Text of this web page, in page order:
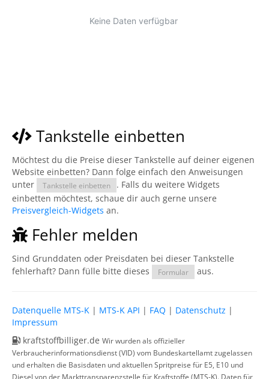
Tankstelle einbetten
Möchtest du die Preise dieser Tankstelle auf deiner eigenen
Website einbetten? Dann folge einfach den Anweisungen
unter
Tankstelle einbetten
. Falls du weitere Widgets
einbetten möchtest, schaue dir auch gerne unsere
Preisvergleich-Widgets an.
Fehler melden
Sind Grunddaten oder Preisdaten bei dieser Tankstelle
fehlerhaft? Dann fülle bitte dieses
Formular aus.
Datenquelle MTS-K | MTS-K API | FAQ | Datenschutz |
Impressum
kraftstoffbilliger.de Wir wurden als offizieller
Verbraucherinformationsdienst (VID) vom Bundeskartellamt zugelassen
und erhalten die Basisdaten und aktuellen Spritpreise für E5, E10 und
Diesel von der Markttransparenzstelle für Kraftstoffe (MTS-K). Daten für